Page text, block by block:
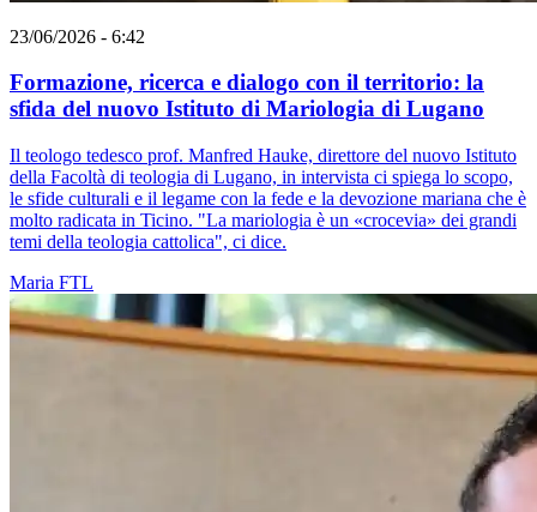
23/06/2026 - 6:42
Formazione, ricerca e dialogo con il territorio: la
sfida del nuovo Istituto di Mariologia di Lugano
Il teologo tedesco prof. Manfred Hauke, direttore del nuovo Istituto
della Facoltà di teologia di Lugano, in intervista ci spiega lo scopo,
le sfide culturali e il legame con la fede e la devozione mariana che è
molto radicata in Ticino. "La mariologia è un «crocevia» dei grandi
temi della teologia cattolica", ci dice.
Maria FTL